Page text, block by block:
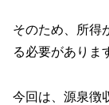
そのため、所得
る必要がありま
今回は、源泉徴